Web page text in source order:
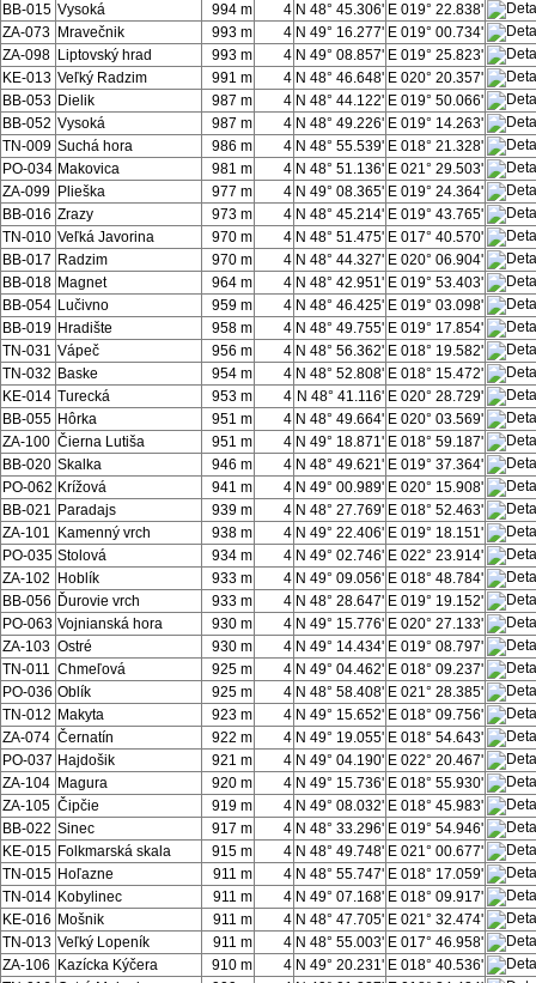
BB-015 Vysoká 994 m 4 N 48° 45.306' E 019° 22.838'
ZA-073 Mravečnik 993 m 4 N 49° 16.277' E 019° 00.734'
ZA-098 Liptovský hrad 993 m 4 N 49° 08.857' E 019° 25.823'
KE-013 Veľký Radzim 991 m 4 N 48° 46.648' E 020° 20.357'
BB-053 Dielik 987 m 4 N 48° 44.122' E 019° 50.066'
BB-052 Vysoká 987 m 4 N 48° 49.226' E 019° 14.263'
TN-009 Suchá hora 986 m 4 N 48° 55.539' E 018° 21.328'
PO-034 Makovica 981 m 4 N 48° 51.136' E 021° 29.503'
ZA-099 Plieška 977 m 4 N 49° 08.365' E 019° 24.364'
BB-016 Zrazy 973 m 4 N 48° 45.214' E 019° 43.765'
TN-010 Veľká Javorina 970 m 4 N 48° 51.475' E 017° 40.570'
BB-017 Radzim 970 m 4 N 48° 44.327' E 020° 06.904'
BB-018 Magnet 964 m 4 N 48° 42.951' E 019° 53.403'
BB-054 Lučivno 959 m 4 N 48° 46.425' E 019° 03.098'
BB-019 Hradište 958 m 4 N 48° 49.755' E 019° 17.854'
TN-031 Vápeč 956 m 4 N 48° 56.362' E 018° 19.582'
TN-032 Baske 954 m 4 N 48° 52.808' E 018° 15.472'
KE-014 Turecká 953 m 4 N 48° 41.116' E 020° 28.729'
BB-055 Hôrka 951 m 4 N 48° 49.664' E 020° 03.569'
ZA-100 Čierna Lutiša 951 m 4 N 49° 18.871' E 018° 59.187'
BB-020 Skalka 946 m 4 N 48° 49.621' E 019° 37.364'
PO-062 Krížová 941 m 4 N 49° 00.989' E 020° 15.908'
BB-021 Paradajs 939 m 4 N 48° 27.769' E 018° 52.463'
ZA-101
Kamenný vrch 938 m 4 N 49° 22.406' E 019° 18.151'
PO-035 Stolová 934 m 4 N 49° 02.746' E 022° 23.914'
ZA-102
Hoblík 933 m 4 N 49° 09.056' E 018° 48.784'
BB-056 Ďurovie vrch 933 m 4 N 48° 28.647' E 019° 19.152'
PO-063 Vojnianská hora 930 m 4 N 49° 15.776' E 020° 27.133'
ZA-103 Ostré 930 m 4 N 49° 14.434' E 019° 08.797'
TN-011 Chmeľová 925 m 4 N 49° 04.462' E 018° 09.237'
PO-036 Oblík 925 m 4 N 48° 58.408' E 021° 28.385'
TN-012 Makyta 923 m 4 N 49° 15.652' E 018° 09.756'
ZA-074 Černatín 922 m 4 N 49° 19.055' E 018° 54.643'
PO-037 Hajdošik 921 m 4 N 49° 04.190' E 022° 20.467'
ZA-104 Magura 920 m 4 N 49° 15.736' E 018° 55.930'
ZA-105 Čipčie 919 m 4 N 49° 08.032' E 018° 45.983'
BB-022 Sinec 917 m 4 N 48° 33.296' E 019° 54.946'
KE-015 Folkmarská skala 915 m 4 N 48° 49.748' E 021° 00.677'
TN-015 Hoľazne 911 m 4 N 48° 55.747' E 018° 17.059'
TN-014 Kobylinec 911 m 4 N 49° 07.168' E 018° 09.917'
KE-016 Mošnik 911 m 4 N 48° 47.705' E 021° 32.474'
TN-013 Veľký Lopeník 911 m 4 N 48° 55.003' E 017° 46.958'
ZA-106
Kazícka Kýčera 910 m 4 N 49° 20.231' E 018° 40.536'